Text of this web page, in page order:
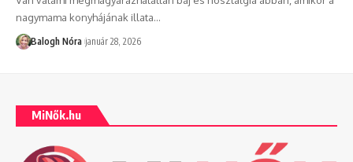
nagymama konyhájának illata…
Balogh Nóra január 28, 2026
MiNők.hu